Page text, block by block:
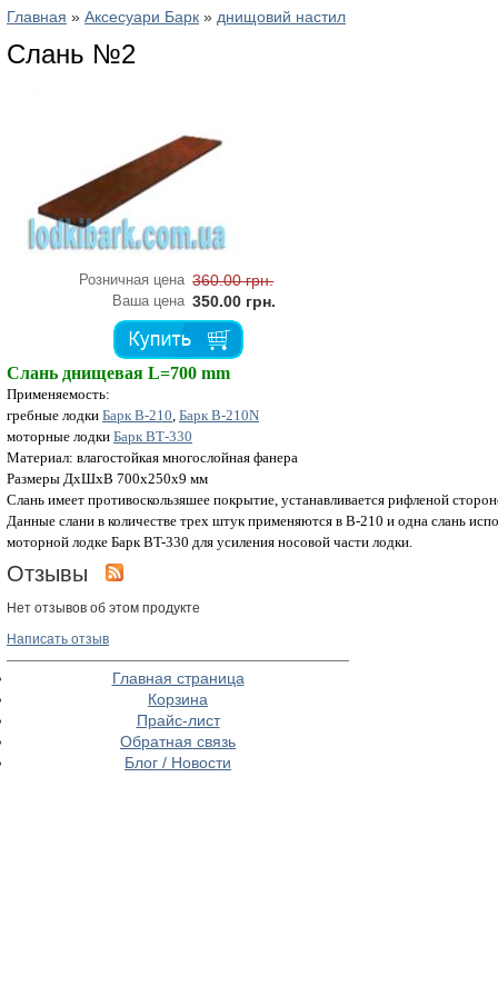
Главная » Аксесуари Барк » днищовий настил
Слань №2
Розничная цена 360.00 грн.
Ваша цена 350.00 грн.
Слань днищевая L=700 mm
Применяемость:
гребные лодки Барк B-210 Барк B-210N
моторные лодки Барк ВТ-330
Материал: влагостойкая многослойная фанера
Размеры ДхШхВ 700х250х9 мм
Слань имеет противоскользяшее покрытие, устанавливается рифленой
Данные слани в количестве трех штук применяются в B-210 и одна слань
моторной лодке Барк BT-330 для усиления носовой части лодки.
Отзывы
Нет отзывов об этом продукте
Написать отзыв
Главная страница
Корзина
Прайс-лист
Обратная связь
Блог / Новости